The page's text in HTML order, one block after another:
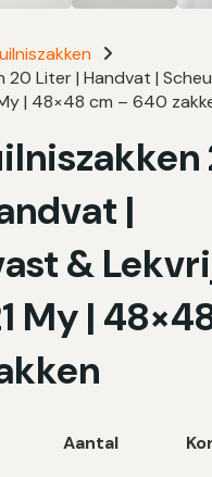
20 Liter | Handvat |
My | 48×48 cm – 640
|
&
My |
Aantal